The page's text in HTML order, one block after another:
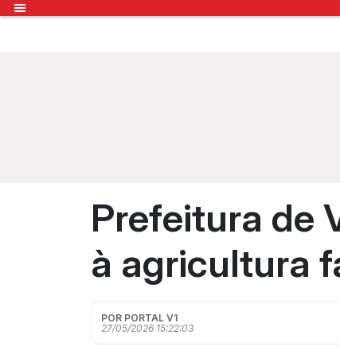
Prefeitura de
à agricultura
POR PORTAL V1
27/05/2026 15:22:03